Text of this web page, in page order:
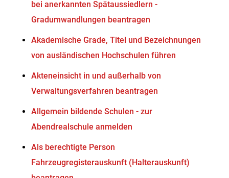
bei anerkannten Spätaussiedlern -
Gradumwandlungen beantragen
Akademische Grade, Titel und Bezeichnungen
von ausländischen Hochschulen führen
Akteneinsicht in und außerhalb von
Verwaltungsverfahren beantragen
Allgemein bildende Schulen - zur
Abendrealschule anmelden
Als berechtigte Person
Fahrzeugregisterauskunft (Halterauskunft)